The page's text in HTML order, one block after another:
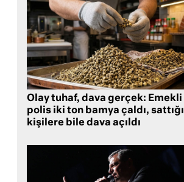
Olay tuhaf, dava gerçek: Emekli
polis iki ton bamya çaldı, sattığı
kişilere bile dava açıldı